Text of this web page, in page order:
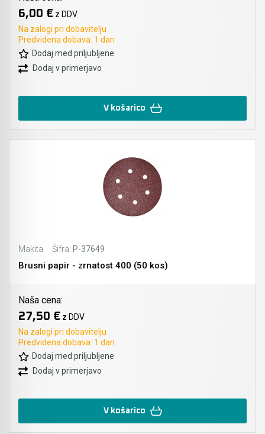
6,00 € z DDV
Na zalogi pri dobavitelju
Predvidena dobava: 1 dan
Dodaj med priljubljene
Dodaj v primerjavo
V košarico
Makita Šifra: P-37649
Brusni papir - zrnatost 400 (50 kos)
Naša cena:
27,50 € z DDV
Na zalogi pri dobavitelju
Predvidena dobava: 1 dan
Dodaj med priljubljene
Dodaj v primerjavo
V košarico